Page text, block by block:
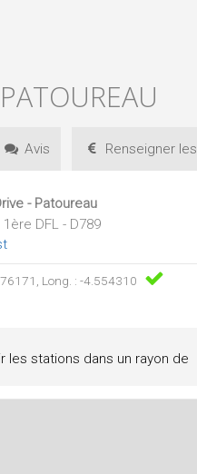
Avis Renseigner les
- Patoureau
DFL - D789
Long. : -4.554310
les stations dans un rayon de